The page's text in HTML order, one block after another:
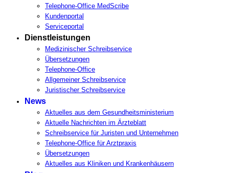
Telephone-Office MedScribe
Kundenportal
Serviceportal
Dienstleistungen
Medizinischer Schreibservice
Übersetzungen
Telephone-Office
Allgemeiner Schreibservice
Juristischer Schreibservice
News
Aktuelles aus dem Gesundheitsministerium
Aktuelle Nachrichten im Ärzteblatt
Schreibservice für Juristen und Unternehmen
Telephone-Office für Arztpraxis
Übersetzungen
Aktuelles aus Kliniken und Krankenhäusern